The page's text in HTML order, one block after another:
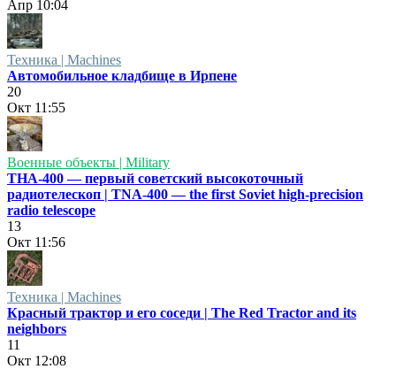
Апр 10:04
Техника | Machines
Автомобильное кладбище в Ирпене
20
Окт 11:55
Военные объекты | Military
ТНА-400 — первый советский высокоточный
радиотелескоп | TNA-400 — the first Soviet high-precision
radio telescope
13
Окт 11:56
Техника | Machines
Красный трактор и его соседи | The Red Tractor and its
neighbors
11
Окт 12:08